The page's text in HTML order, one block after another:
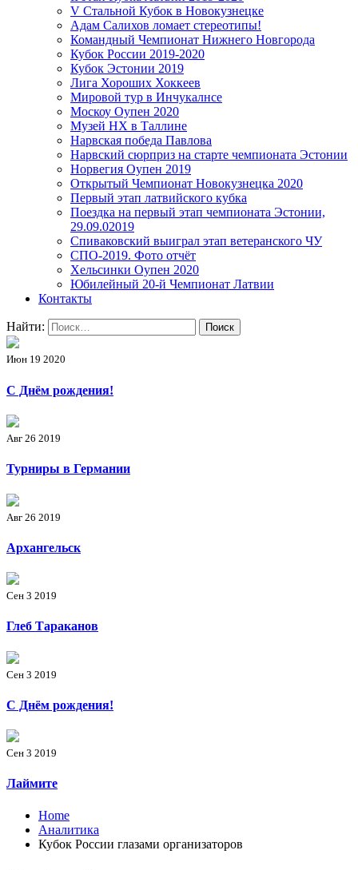
V Стальной Кубок в Новокузнецке
Адам Салихов ломает стереотипы!
Командный Чемпионат Нижнего Новгорода
Кубок России 2019-2020
Кубок Эстонии 2019
Лига Хороших Хоккеев
Мировой тур в Инчукалнсе
Москоу Оупен 2020
Музей НХ в Таллине
Нарвская победа Павлова
Нарвский сюрприз на старте чемпионата Эстонии
Норвегия Оупен 2019
Открытый Чемпионат Новокузнецка 2020
Первый этап латвийского кубка
Поездка на первый этап чемпионата Эстонии,
29.09.02019
Спиваковский выиграл этап ветеранского ЧУ
СПО-2019. Фото отчёт
Хельсинки Оупен 2020
Юбилейный 20-й Чемпионат Латвии
Контакты
Найти:
Июн 19 2020
С Днём рождения!
Авг 26 2019
Турниры в Германии
Авг 26 2019
Архангельск
Сен 3 2019
Глеб Тараканов
Сен 3 2019
С Днём рождения!
Сен 3 2019
Лаймите
Home
Аналитика
Кубок России глазами организаторов